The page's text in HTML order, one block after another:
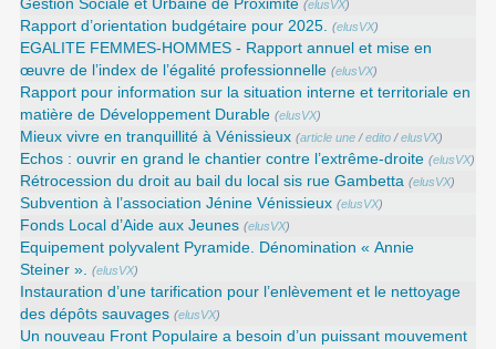
Gestion Sociale et Urbaine de Proximité (elusVX)
Rapport d’orientation budgétaire pour 2025. (elusVX)
EGALITE FEMMES-HOMMES - Rapport annuel et mise en
œuvre de l’index de l’égalité professionnelle (elusVX)
Rapport pour information sur la situation interne et territoriale en
matière de Développement Durable (elusVX)
Mieux vivre en tranquillité à Vénissieux (article une /edito /elusVX)
Echos : ouvrir en grand le chantier contre l’extrême-droite (elusVX)
Rétrocession du droit au bail du local sis rue Gambetta (elusVX)
Subvention à l’association Jénine Vénissieux (elusVX)
Fonds Local d’Aide aux Jeunes (elusVX)
Equipement polyvalent Pyramide. Dénomination « Annie
Steiner ». (elusVX)
Instauration d’une tarification pour l’enlèvement et le nettoyage
des dépôts sauvages (elusVX)
Un nouveau Front Populaire a besoin d’un puissant mouvement